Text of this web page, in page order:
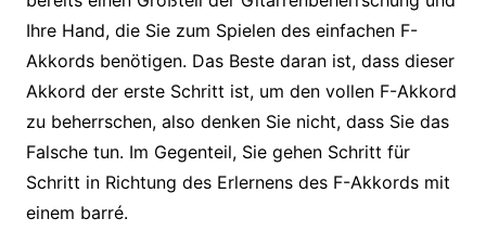
Ihre Hand, die Sie zum Spielen des einfachen F-
Akkords benötigen. Das Beste daran ist, dass dieser
Akkord der erste Schritt ist, um den vollen F-Akkord
zu beherrschen, also denken Sie nicht, dass Sie das
Falsche tun. Im Gegenteil, Sie gehen Schritt für
Schritt in Richtung des Erlernens des F-Akkords mit
einem barré.